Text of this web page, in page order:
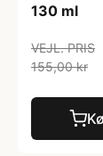
130 ml
VEJL. PRIS
155,00 kr